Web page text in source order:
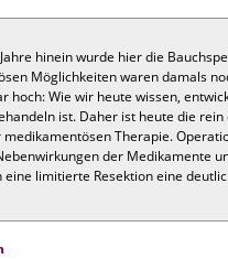
hinein wurde hier die
Möglichkeiten waren damals
hoch: Wie wir heute wissen,
ist. Daher ist heute die
Therapie.
der Medikamente
eine limitierte Resektion eine